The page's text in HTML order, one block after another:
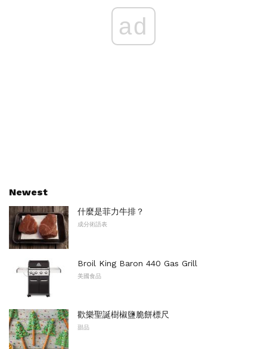
ad
Newest
什麼是菲力牛排？
成分術語表
Broil King Baron 440 Gas Grill
美國食品
歡樂聖誕樹椒鹽脆餅標尺
甜品